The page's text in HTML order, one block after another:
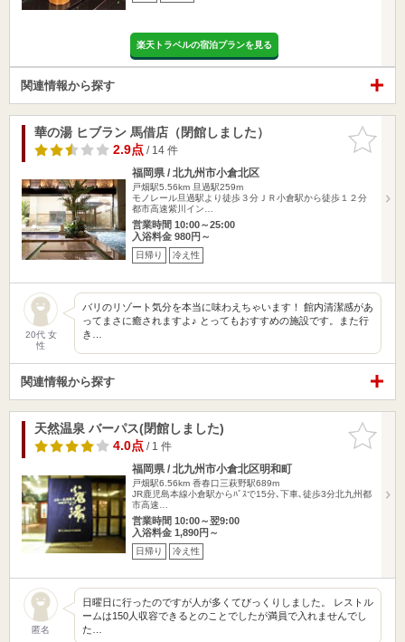
楽天トラベルの宿泊プランを見る
関連情報から探す
お気に入
りに追加
華の湯 ヒブラン 馬借店（閉館しました）
2.9点/ 14 件
福岡県 / 北九州市小倉北区
戸畑駅5.56km 旦過駅259m
モノレール旦過駅より徒歩３分ＪＲ小倉駅から徒歩１２分
都市高速紫川イン…
営業時間 10:00～25:00
入浴料金 980円～
日帰り 冷え性
20代 女
性
バリのリゾート気分を本当に味わえちゃいます！ 館内清潔感があ
ってまさに癒されますよ♪ とってもおすすめの施設です。また行
き…
関連情報から探す
お気に入
りに追加
天然温泉 バーパス(閉館しました)
4.0点/ 1 件
福岡県 / 北九州市小倉北区明和町
戸畑駅6.56km 香春口三萩野駅689m
JR鹿児島本線小倉駅からﾊﾞｽで15分､下車､徒歩3分北九州都
市高速…
営業時間 10:00～翌9:00
入浴料金 1,890円～
日帰り 冷え性
匿名
日曜日に行ったのですが人が多くてびっくりしました。 レストル
ームは150人収容できるとのことでしたが満員で入れませんでし
た…